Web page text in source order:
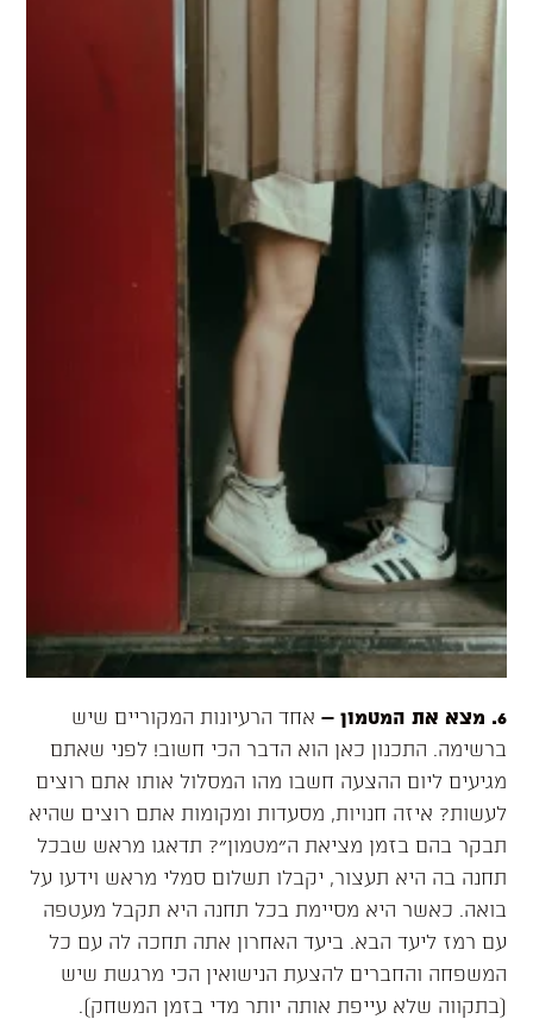
6. מצא את המטמון – אחד הרעיונות המקוריים שיש
ברשימה. התכנון כאן הוא הדבר הכי חשוב! לפני שאתם
מגיעים ליום ההצעה חשבו מהו המסלול אותו אתם רוצים
לעשות? איזה חנויות, מסעדות ומקומות אתם רוצים שהיא
תבקר בהם בזמן מציאת ה״מטמון״? תדאגו מראש שבכל
תחנה בה היא תעצור, יקבלו תשלום סמלי מראש וידעו על
בואה. כאשר היא מסיימת בכל תחנה היא תקבל מעטפה
עם רמז ליעד הבא. ביעד האחרון אתה תחכה לה עם כל
המשפחה והחברים להצעת הנישואין הכי מרגשת שיש
(בתקווה שלא עייפת אותה יותר מדי בזמן המשחק).